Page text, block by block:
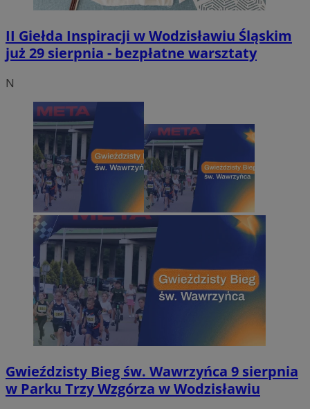
II Giełda Inspiracji w Wodzisławiu Śląskim
już 29 sierpnia - bezpłatne warsztaty
N
Gwieździsty Bieg św. Wawrzyńca 9 sierpnia
w Parku Trzy Wzgórza w Wodzisławiu